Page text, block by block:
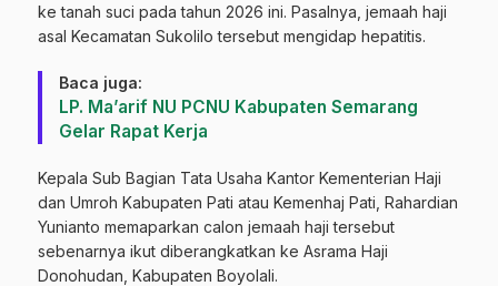
ke tanah suci pada tahun 2026 ini. Pasalnya, jemaah haji
asal Kecamatan Sukolilo tersebut mengidap hepatitis.
Baca juga:
LP. Ma’arif NU PCNU Kabupaten Semarang
Gelar Rapat Kerja
Kepala Sub Bagian Tata Usaha Kantor Kementerian Haji
dan Umroh Kabupaten Pati atau Kemenhaj Pati, Rahardian
Yunianto memaparkan calon jemaah haji tersebut
sebenarnya ikut diberangkatkan ke Asrama Haji
Donohudan, Kabupaten Boyolali.